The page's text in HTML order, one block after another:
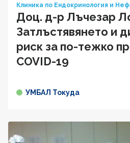
Клиника по Ендокринология и
Доц. д-р Лъчезар
Затлъстявянето и
риск за по-тежко
COVID-19
УМБАЛ Токуда